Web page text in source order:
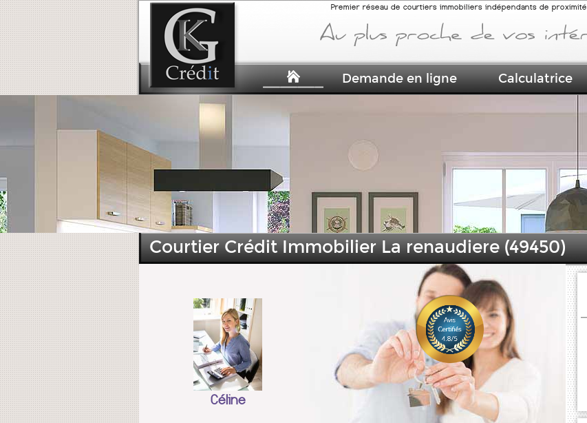
Courtier Crédit Immobilier La renaudiere (49450)
Céline
150 000 euros
Premier réseau de courtiers immobiliers indépendants de proximité
Demande en ligne Calculatrice